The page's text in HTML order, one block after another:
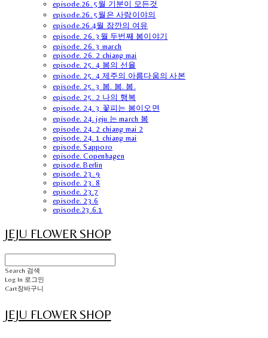
episode.26. 5월 기분이 모든것
episode.26. 5월은 사랑이야의
episode.26.4월 잠깐의 여유
episode. 26. 3월 두번째 봄이야기
episode. 26. 3 march
episode. 26. 2 chiang mai
episode. 25. 4 봄의 선율
episode. 25. 4 제주의 아름다움의 사본
episode. 25. 3 봄. 봄. 봄.
episode. 25. 2 나의 행복
episode. 24. 3 꽃피는 봄이오면
episode. 24. jeju 는 march 봄
episode. 24. 2 chiang mai 2
episode. 24. 1 chiang mai
episode. Sapporo
episode. Copenhagen
episode. Berlin
episode. 23. 9
episode. 23. 8
episode. 23.7
episode. 23.6
episode.23.6.1
JEJU FLOWER SHOP
Search 검색
Log In 로그인
Cart장바구니
JEJU FLOWER SHOP